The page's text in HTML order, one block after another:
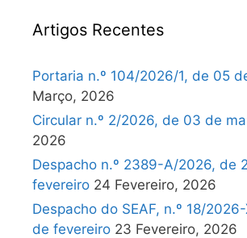
Artigos Recentes
Portaria n.º 104/2026/1, de 05
Março, 2026
Circular n.º 2/2026, de 03 de
2026
Despacho n.º 2389-A/2026, de
fevereiro 24 Fevereiro, 2026
Despacho do SEAF, n.º 18/
de fevereiro 23 Fevereiro, 2026